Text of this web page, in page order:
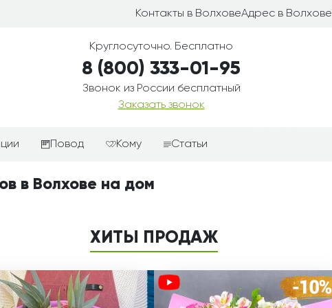
Контакты в ВолховеАдрес в Волхове
Круглосуточно. Бесплатно
8 (800) 333-01-95
Звонок из России бесплатный
Заказать звонок
корзины
корзины
Повод
День рождения
Любовь
Просто так
Кому
Мужчине
Папе
Статьи
в Волхове на дом
ХИТЫ ПРОДАЖ